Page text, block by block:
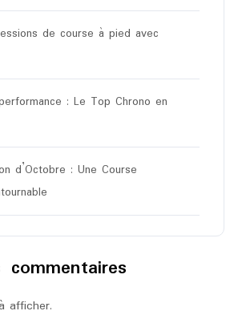
de course à pied avec
: Le Top Chrono en
d’Octobre : Une Course
commentaires
afficher.